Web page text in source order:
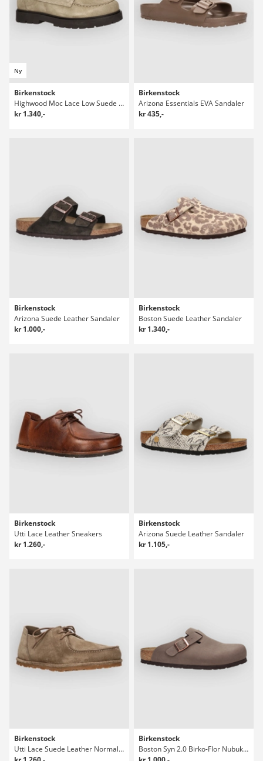
Ny
Birkenstock
Highwood Moc Lace Low Suede Leather Sneakers
kr 1.340,-
Birkenstock
Arizona Essentials EVA Sandaler
kr 435,-
Birkenstock
Arizona Suede Leather Sandaler
kr 1.000,-
Birkenstock
Boston Suede Leather Sandaler
kr 1.340,-
Birkenstock
Utti Lace Leather Sneakers
kr 1.260,-
Birkenstock
Arizona Suede Leather Sandaler
kr 1.105,-
Birkenstock
Utti Lace Suede Leather Normal Sneakers
Birkenstock
Boston Syn 2.0 Birko-Flor Nubuk Sandaler